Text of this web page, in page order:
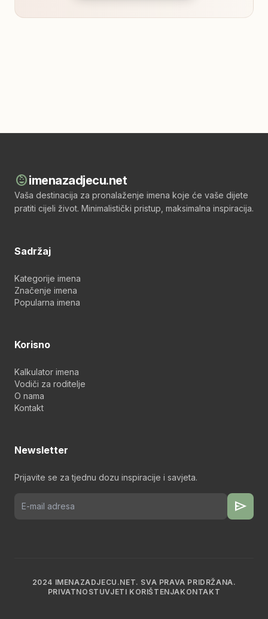
child_careimenazadjecu.net
Vaša destinacija za pronalaženje imena koje će vaše dijete
pratiti cijeli život. Minimalistički pristup, maksimalna inspiracija.
Sadržaj
Kategorije imena
Značenje imena
Popularna imena
Korisno
Kalkulator imena
Vodiči za roditelje
O nama
Kontakt
Newsletter
Prijavite se za tjednu dozu inspiracije i savjeta.
send
2024 IMENAZADJECU.NET. SVA PRAVA PRIDRŽANA.
PRIVATNOST UVJETI KORIŠTENJAKONTAKT